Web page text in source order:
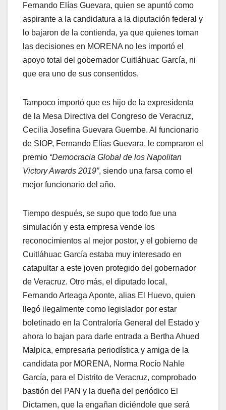
Fernando Elías Guevara, quien se apuntó como
aspirante a la candidatura a la diputación federal y
lo bajaron de la contienda, ya que quienes toman
las decisiones en MORENA no les importó el
apoyo total del gobernador Cuitláhuac García, ni
que era uno de sus consentidos.
Tampoco importó que es hijo de la expresidenta
de la Mesa Directiva del Congreso de Veracruz,
Cecilia Josefina Guevara Guembe. Al funcionario
de SIOP, Fernando Elías Guevara, le compraron el
premio “Democracia Global de los Napolitan
Victory Awards 2019”, siendo una farsa como el
mejor funcionario del año.
Tiempo después, se supo que todo fue una
simulación y esta empresa vende los
reconocimientos al mejor postor, y el gobierno de
Cuitláhuac García estaba muy interesado en
catapultar a este joven protegido del gobernador
de Veracruz. Otro más, el diputado local,
Fernando Arteaga Aponte, alias El Huevo, quien
llegó ilegalmente como legislador por estar
boletinado en la Contraloría General del Estado y
ahora lo bajan para darle entrada a Bertha Ahued
Malpica, empresaria periodística y amiga de la
candidata por MORENA, Norma Rocío Nahle
García, para el Distrito de Veracruz, comprobado
bastión del PAN y la dueña del periódico El
Dictamen, que la engañan diciéndole que será